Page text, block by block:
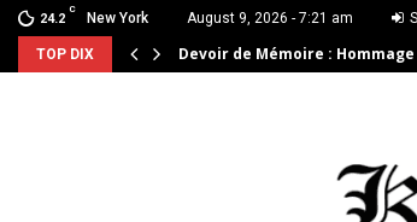
24.2
C
New York August 9, 2026 - 7:21 am
TOP DIX Devoir de Mémoire :